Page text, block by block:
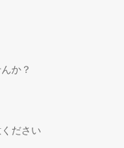
か？
ださい